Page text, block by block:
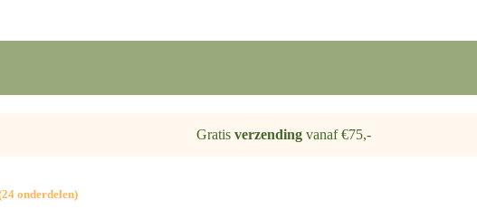
Gratis verzendingvanaf €75,-
onderdelen)